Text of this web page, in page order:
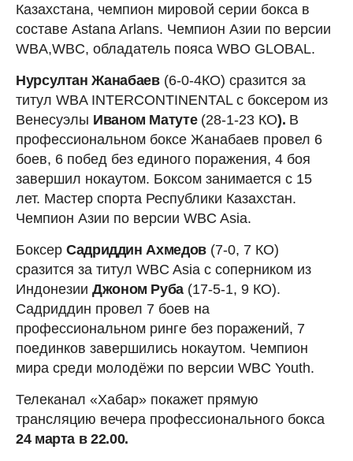
Казахстана, чемпион мировой серии бокса в
составе Astana Arlans. Чемпион Азии по версии
WBA,WBC, обладатель пояса WBO GLOBAL.
Нурсултан Жанабаев(6-0-4КО) сразится за
титул WBA INTERCONTINENTAL с боксером из
Венесуэлы Иваном Матуте(28-1-23 КО). В
профессиональном боксе Жанабаев провел 6
боев, 6 побед без единого поражения, 4 боя
завершил нокаутом. Боксом занимается с 15
лет. Мастер спорта Республики Казахстан.
Чемпион Азии по версии WBC Asia.
Боксер Садриддин Ахмедов(7-0, 7 КО)
сразится за титул WBC Asia с соперником из
Индонезии Джоном Руба (17-5-1, 9 КО).
Садриддин провел 7 боев на
профессиональном ринге без поражений, 7
поединков завершились нокаутом. Чемпион
мира среди молодёжи по версии WBC Youth.
Телеканал «Хабар» покажет прямую
трансляцию вечера профессионального бокса
24 марта в 22.00.